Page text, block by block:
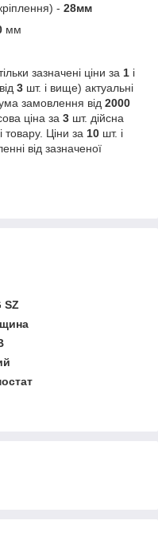
- 28мм
мм
зазначені ціни за 1 і
3 шт. і вище) актуальні
замовлення від 2000
ціна за 3 шт. дійсна
товару. Ціни за 10 шт. і
від зазначеної
SZ